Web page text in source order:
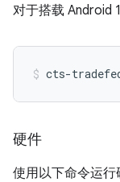
对于搭载 Android
cts-
硬件
使用以下命令运行